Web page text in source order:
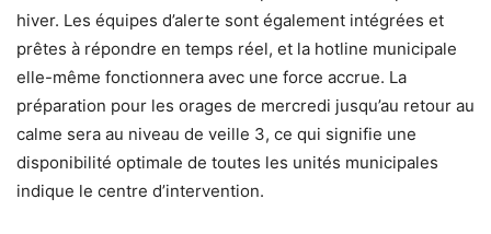
hiver. Les équipes d’alerte sont également intégrées et
prêtes à répondre en temps réel, et la hotline municipale
elle-même fonctionnera avec une force accrue. La
préparation pour les orages de mercredi jusqu’au retour au
calme sera au niveau de veille 3, ce qui signifie une
disponibilité optimale de toutes les unités municipales
indique le centre d’intervention.